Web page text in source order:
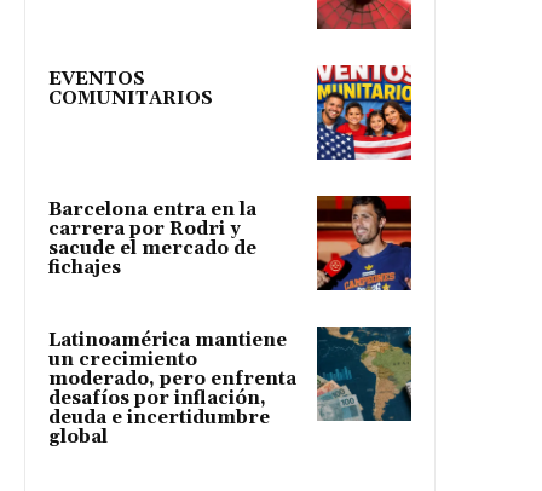
EVENTOS
COMUNITARIOS
Barcelona entra en la
carrera por Rodri y
sacude el mercado de
fichajes
Latinoamérica mantiene
un crecimiento
moderado, pero enfrenta
desafíos por inflación,
deuda e incertidumbre
global